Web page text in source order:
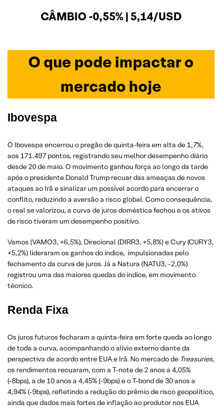
CÂMBIO -0,55% | 5,14/USD
O que pode impactar o
mercado hoje
Ibovespa
O Ibovespa encerrou o pregão de quinta-feira em alta de 1,7%,
aos 171.497 pontos, registrando seu melhor desempenho diário
desde 20 de maio. O movimento ganhou força ao longo da tarde
após o presidente Donald Trump recuar das ameaças de novos
ataques ao Irã e sinalizar um possível acordo para encerrar o
conflito, reduzindo a aversão a risco global. Como consequência,
o real se valorizou, a curva de juros doméstica fechou e os ativos
de risco tiveram um desempenho positivo.
Vamos (VAMO3, +6,5%), Direcional (DIRR3, +5,8%) e Cury (CURY3,
+5,2%) lideraram os ganhos do índice, impulsionadas pelo
fechamento da curva de juros. Já a Natura (NATU3, -2,0%)
registrou uma das maiores quedas do índice, em movimento
técnico.
Renda Fixa
Os juros futuros fecharam a quinta-feira em forte queda ao longo
de toda a curva, acompanhando o alívio externo diante da
perspectiva de acordo entre EUA e Irã. No mercado de Treasuries,
os rendimentos recuaram, com a T-note de 2 anos a 4,05%
(-8bps), a de 10 anos a 4,45% (-9bps) e o T-bond de 30 anos a
4,94% (-9bps), refletindo a redução do prêmio de risco geopolítico,
ainda que dados mais fortes de inflação ao produtor nos EUA